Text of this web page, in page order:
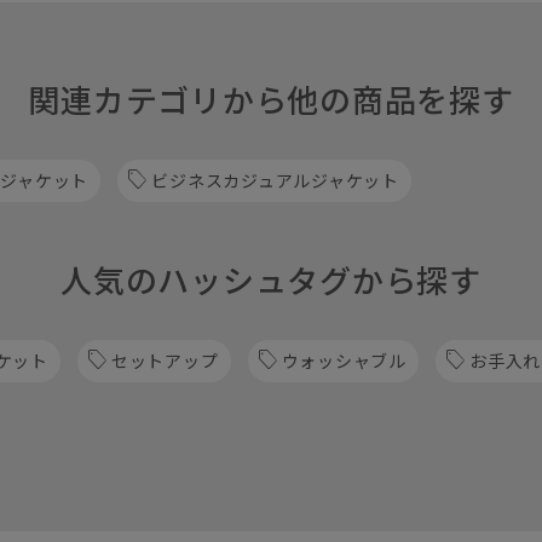
関連カテゴリから他の商品を探す
ャケット ビジネスカジュアルジャケット
人気のハッシュタグから探す
ット セットアップ ウォッシャブル お手入